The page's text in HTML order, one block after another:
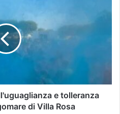
e tolleranza
di Villa Rosa